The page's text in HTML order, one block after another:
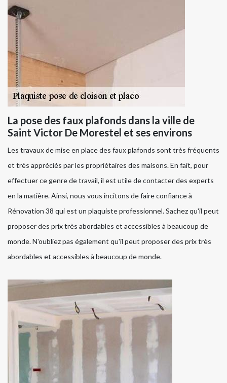
La pose des faux plafonds dans la ville de
Saint Victor De Morestel et ses environs
Les travaux de mise en place des faux plafonds sont très fréquents
et très appréciés par les propriétaires des maisons. En fait, pour
effectuer ce genre de travail, il est utile de contacter des experts
en la matière. Ainsi, nous vous incitons de faire confiance à
Rénovation 38 qui est un plaquiste professionnel. Sachez qu'il peut
proposer des prix très abordables et accessibles à beaucoup de
monde. N'oubliez pas également qu'il peut proposer des prix très
abordables et accessibles à beaucoup de monde.